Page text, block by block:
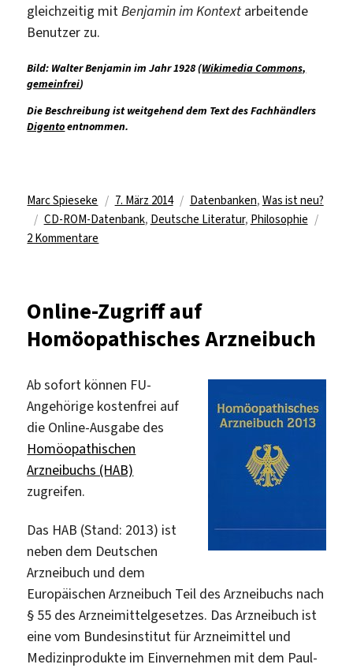
gleichzeitig mitBenjamin im Kontext arbeitende
Benutzer zu.
Bild: Walter Benjamin im Jahr 1928 (Wikimedia Commons,
gemeinfrei)
Die Beschreibung ist weitgehend dem Text des Fachhändlers
Digentoentnommen.
Autor
Marc Spieseke
Veröffentlicht
am
7. März 2014 Kategorien
Datenbanken, Was ist neu?
Schlagwörter
CD-ROM-Datenbank, Deutsche Literatur, Philosophie
2 Kommentare
Walter
Benjamins
stöbern
Online-Zugriff auf
Homöopathisches Arzneibuch
Ab sofort können FU-
Angehörige kostenfrei auf
die Online-Ausgabe des
Homöopathischen
Arzneibuchs (HAB)
zugreifen.
Das HAB (Stand: 2013) ist
neben dem Deutschen
Arzneibuch und dem
Europäischen Arzneibuch Teil des Arzneibuchs nach
§ 55 des Arzneimittelgesetzes. Das Arzneibuch ist
eine vom Bundesinstitut für Arzneimittel und
Medizinprodukte im Einvernehmen mit dem Paul-